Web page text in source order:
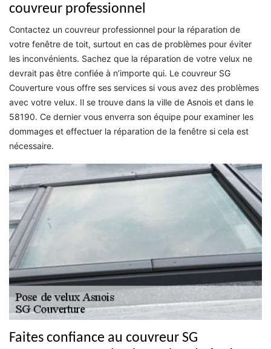
couvreur professionnel
Contactez un couvreur professionnel pour la réparation de
votre fenêtre de toit, surtout en cas de problèmes pour éviter
les inconvénients. Sachez que la réparation de votre velux ne
devrait pas être confiée à n’importe qui. Le couvreur SG
Couverture vous offre ses services si vous avez des problèmes
avec votre velux. Il se trouve dans la ville de Asnois et dans le
58190. Ce dernier vous enverra son équipe pour examiner les
dommages et effectuer la réparation de la fenêtre si cela est
nécessaire.
Faites confiance au couvreur SG